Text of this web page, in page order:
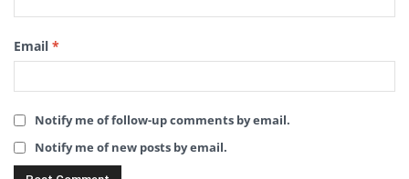
Email *
Notify me of follow-up comments by email.
Notify me of new posts by email.